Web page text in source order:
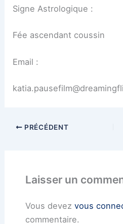
Signe Astrologique :
Fée ascendant coussin
Email :
PRÉCÉDENT
Laisser un
Vous devez vous
commentaire.